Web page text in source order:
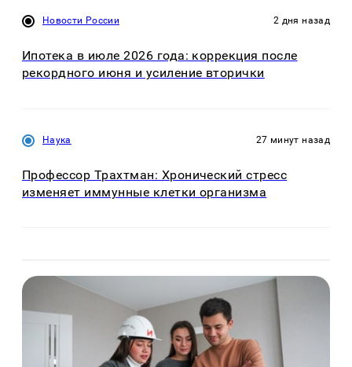
Новости России 2 дня назад
Ипотека в июле 2026 года: коррекция после
рекордного июня и усиление вторички
Наука 27 минут назад
Профессор Трахтман: Хронический стресс
изменяет иммунные клетки организма